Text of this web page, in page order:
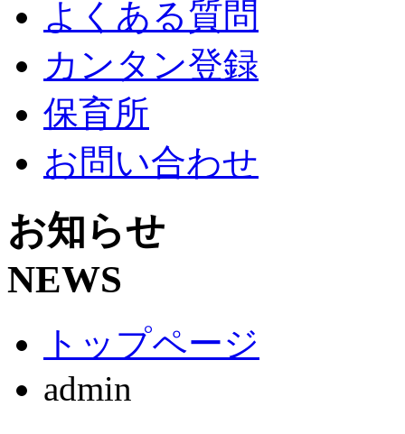
よくある質問
カンタン登録
保育所
お問い合わせ
お知らせ
NEWS
トップページ
admin